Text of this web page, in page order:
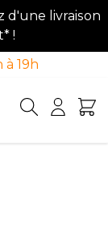
d'une livraison
!
19h